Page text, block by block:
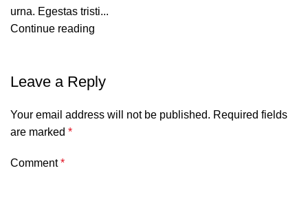
urna. Egestas tristi...
Continue reading
Leave a Reply
Your email address will not be published. Required fields
are marked *
Comment*